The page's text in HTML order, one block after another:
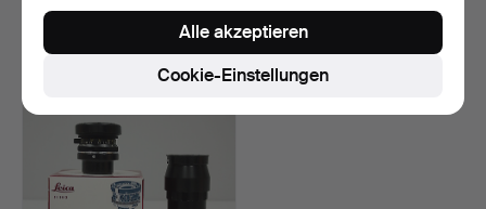
6 Gebote
6 Gebote
64 USD
Cookie-Einstellungen
Alle akzeptieren